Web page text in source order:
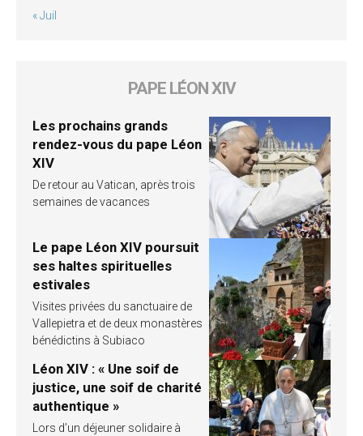
« Juil
PAPE LÉON XIV
Les prochains grands
rendez-vous du pape Léon
XIV
De retour au Vatican, après trois
semaines de vacances
Le pape Léon XIV poursuit
ses haltes spirituelles
estivales
Visites privées du sanctuaire de
Vallepietra et de deux monastères
bénédictins à Subiaco
Léon XIV : « Une soif de
justice, une soif de charité
authentique »
Lors d’un déjeuner solidaire à